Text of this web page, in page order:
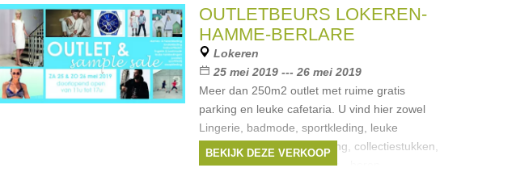
--------------------- Tot 30% EXTRA KORTING
bovenop de outletprijs ------------------------------
------------------------------------- 2
OUTLETBEURS LOKEREN-
HAMME-BERLARE
Lokeren
25 mei 2019 --- 26 mei 2019
Meer dan 250m2 outlet met ruime gratis
parking en leuke cafetaria. U vind hier zowel
Lingerie, badmode, sportkleding, leuke
hebbedingen, Vintagekleding, collectiestukken,
juwelen, uurwerken, dames-, heren-
BEKIJK DEZE VERKOOP